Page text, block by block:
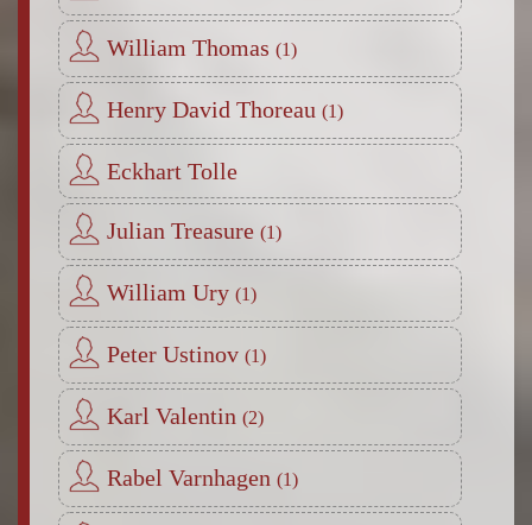
William Thomas
Henry David Thoreau
Eckhart Tolle
Julian Treasure
William Ury
Peter Ustinov
Karl Valentin
Rabel Varnhagen